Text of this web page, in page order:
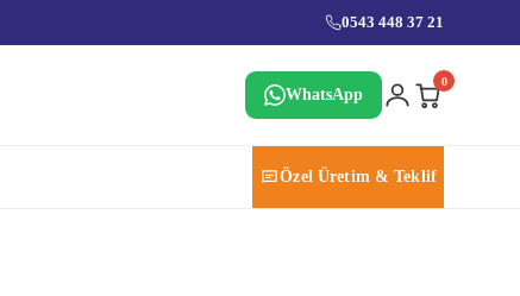
0543 448 37 21
WhatsApp
0
Özel Üretim & Teklif